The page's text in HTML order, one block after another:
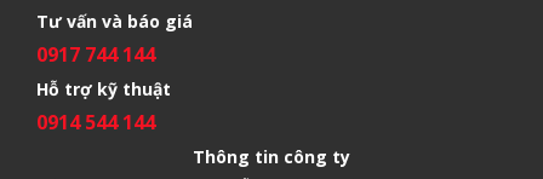
Tư vấn và báo giá
0917 744 144
Hỗ trợ kỹ thuật
0914 544 144
Thông tin công ty